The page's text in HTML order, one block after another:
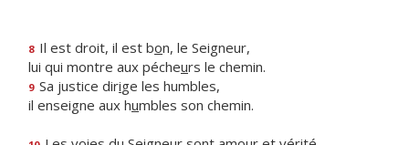
8 Il est droit, il est bon, le Seigneur,
lui qui montre aux pécheurs le chemin.
9 Sa justice dirige les humbles,
il enseigne aux humbles son chemin.